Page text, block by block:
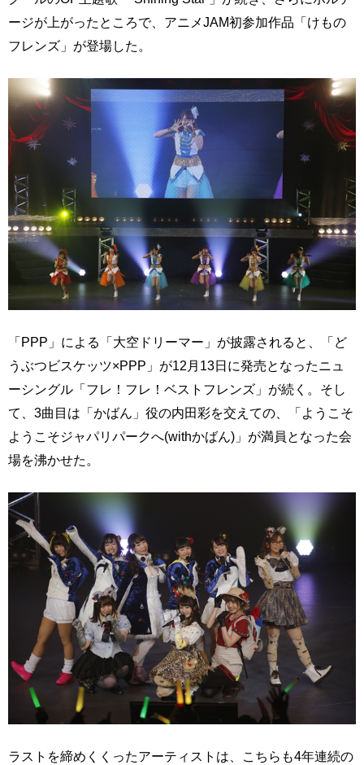
ージが上がったところで、アニメJAM初参加作品「けもの
フレンズ」が登場した。
「PPP」による「大空ドリーマー」が披露されると、「ど
うぶつビスケッツ×PPP」が12月13日に発売となったニュ
ーシングル「フレ！フレ！ベストフレンズ」が続く。そし
て、3曲目は「かばん」役の内田彩を交えての、「ようこそ
ようこそジャパリパークへ(withかばん)」が満員となった会
場を沸かせた。
ラストを締めくくったアーティストは、こちらも4年連続の